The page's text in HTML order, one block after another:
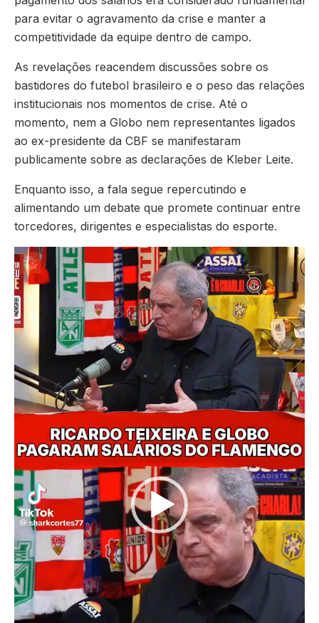
para evitar o agravamento da crise e manter a
competitividade da equipe dentro de campo.
As revelações reacendem discussões sobre os
bastidores do futebol brasileiro e o peso das relações
institucionais nos momentos de crise. Até o
momento, nem a Globo nem representantes ligados
ao ex-presidente da CBF se manifestaram
publicamente sobre as declarações de Kleber Leite.
Enquanto isso, a fala segue repercutindo e
alimentando um debate que promete continuar entre
torcedores, dirigentes e especialistas do esporte.
Tocador
de
vídeo